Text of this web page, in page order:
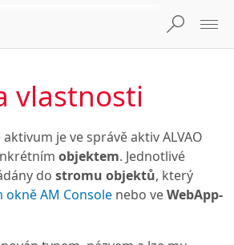
vlastnosti
je ve správě aktiv ALVAO
objektem. Jednotlivé
do stromu objektů, který
okně AM Console nebo veWebApp-